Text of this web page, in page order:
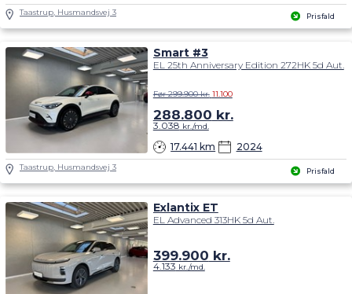
Prisfald
Taastrup, Husmandsvej 3
Prisfald
Smart #3
EL 25th Anniversary Edition 272HK 5d Aut.
17.441 km 2024
Før 299.900 kr. 11.100
288.800 kr.
3.038 kr./md.
Taastrup, Husmandsvej 3
Exlantix ET
EL Advanced 313HK 5d Aut.
399.900 kr.
4.133 kr./md.